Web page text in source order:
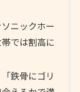
ニックホー
では割高に
鉄骨にゴリ